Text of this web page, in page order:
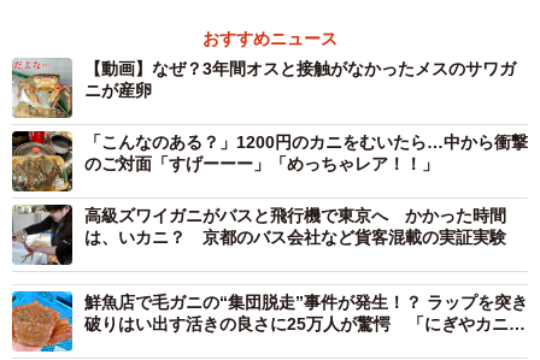
2/3
おすすめニュース
【動画】なぜ？3年間オスと接触がなかったメスのサワガ
ニが産卵
「こんなのある？」1200円のカニをむいたら…中から衝撃
のご対面「すげーーー」「めっちゃレア！！」
高級ズワイガニがバスと飛行機で東京へ かかった時間
は、いカニ？ 京都のバス会社など貨客混載の実証実験
鮮魚店で毛ガニの“集団脱走”事件が発生！？ ラップを突き
破りはい出す活きの良さに25万人が驚愕 「にぎやカニな